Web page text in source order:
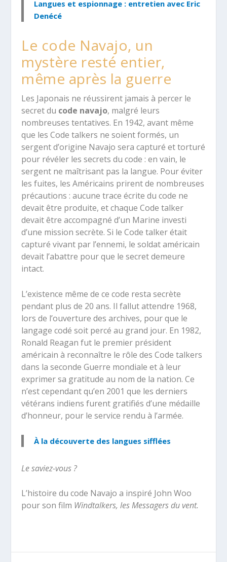
Langues et espionnage : entretien avec Eric
Denécé
Le code Navajo, un
mystère resté entier,
même après la guerre
Les Japonais ne réussirent jamais à percer le
secret du code navajo, malgré leurs
nombreuses tentatives. En 1942, avant même
que les Code talkers ne soient formés, un
sergent d’origine Navajo sera capturé et torturé
pour révéler les secrets du code : en vain, le
sergent ne maîtrisant pas la langue. Pour éviter
les fuites, les Américains prirent de nombreuses
précautions : aucune trace écrite du code ne
devait être produite, et chaque Code talker
devait être accompagné d’un Marine investi
d’une mission secrète. Si le Code talker était
capturé vivant par l’ennemi, le soldat américain
devait l’abattre pour que le secret demeure
intact.
L’existence même de ce code resta secrète
pendant plus de 20 ans. Il fallut attendre 1968,
lors de l’ouverture des archives, pour que le
langage codé soit percé au grand jour. En 1982,
Ronald Reagan fut le premier président
américain à reconnaître le rôle des Code talkers
dans la seconde Guerre mondiale et à leur
exprimer sa gratitude au nom de la nation. Ce
n’est cependant qu’en 2001 que les derniers
vétérans indiens furent gratifiés d’une médaille
d’honneur, pour le service rendu à l’armée.
À la découverte des langues sifflées
Le saviez-vous ?
L’histoire du code Navajo a inspiré John Woo
pour son film Windtalkers, les Messagers du vent.